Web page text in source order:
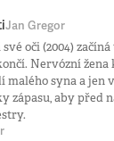
Jan Gregor
oči (2004)
Nervózní
syna a jen
zápasu, aby před